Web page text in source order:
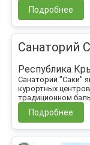
Подробнее
Санаторий
Республика
Санаторий "Саки"
курортных
традиционном
Подробнее